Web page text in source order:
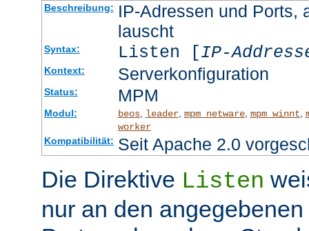
Beschreibung: IP-Adressen und Ports,
lauscht
Syntax: Listen [IP-
Kontext: Serverkonfiguration
Status: MPM
Modul: beos, leader, mpm_netware, mpm_winnt
worker
Kompatibilität: Seit Apache 2.0
Die Direktive Listen
nur an den